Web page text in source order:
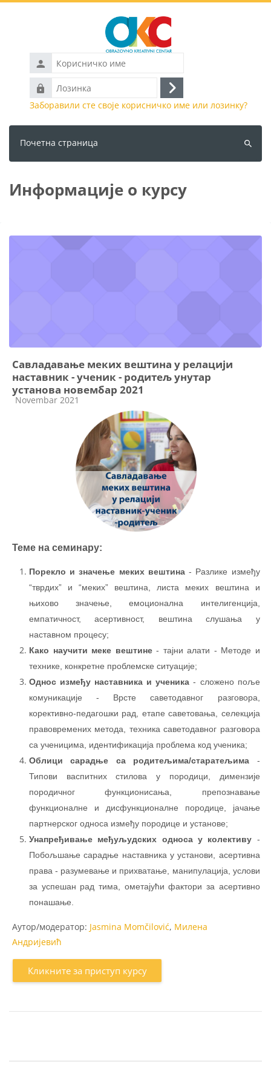
Корисничко
име
Лозинка
Пријава
Заборавили сте своје корисничко име или лозинку?
Почетна страница
курсеве
Информације о курсу
Савладавање меких вештина у релацији
наставник - ученик - родитељ унутар
установа новембар 2021
Категорија курса
Novembar 2021
Теме на семинару:
Порекло и значење меких вештина- Разлике између
“тврдих” и “меких” вештина, листа меких вештина и
њихово значење, емоционална интелигенција,
емпатичност, асертивност, вештина слушања у
наставном процесу;
Како научити меке вештине- тајни алати - Методе и
технике, конкретне проблемске ситуације;
Однос између наставника и ученика - сложено поље
комуникације - Врсте саветодавног разговора,
корективно-педагошки рад, етапе саветовања, селекција
правовремених метода, техника саветодавног разговора
са ученицима, идентификација проблема код ученика;
Облици сарадње са родитељима/старатељима -
Типови васпитних стилова у породици, димензије
породичног функционисања, препознавање
функционалне и дисфункционалне породице, јачање
партнерског односа између породице и установе;
Унапређивање међуљудских односа у колективу -
Побољшање сарадње наставника у установи, асертивна
права - разумевање и прихватање, манипулација, услови
за успешан рад тима, ометајући фактори за асертивно
понашање.
Аутор/модератор: Jasmina Momčilović, Милена
Андријевић
Кликните за приступ курсу